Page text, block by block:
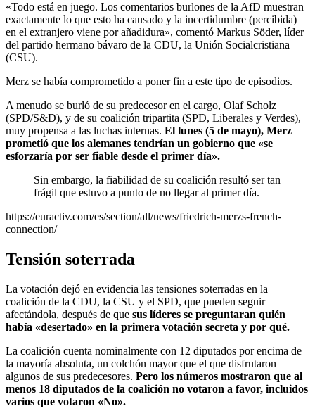
«Todo está en juego. Los comentarios burlones de la AfD muestran
exactamente lo que esto ha causado y la incertidumbre (percibida)
en el extranjero viene por añadidura», comentó Markus Söder, líder
del partido hermano bávaro de la CDU, la Unión Socialcristiana
(CSU).
Merz se había comprometido a poner fin a este tipo de episodios.
A menudo se burló de su predecesor en el cargo, Olaf Scholz
(SPD/S&D), y de su coalición tripartita (SPD, Liberales y Verdes),
muy propensa a las luchas internas. El lunes (5 de mayo), Merz
prometió que los alemanes tendrían un gobierno que «se
esforzaría por ser fiable desde el primer día».
Sin embargo, la fiabilidad de su coalición resultó ser tan
frágil que estuvo a punto de no llegar al primer día.
https://euractiv.com/es/section/all/news/friedrich-merzs-french-
connection/
Tensión soterrada
La votación dejó en evidencia las tensiones soterradas en la
coalición de la CDU, la CSU y el SPD, que pueden seguir
afectándola, después de que sus líderes se preguntaran quién
había «desertado» en la primera votación secreta y por qué.
La coalición cuenta nominalmente con 12 diputados por encima de
la mayoría absoluta, un colchón mayor que el que disfrutaron
algunos de sus predecesores. Pero los números mostraron que al
menos 18 diputados de la coalición no votaron a favor, incluidos
varios que votaron «No».